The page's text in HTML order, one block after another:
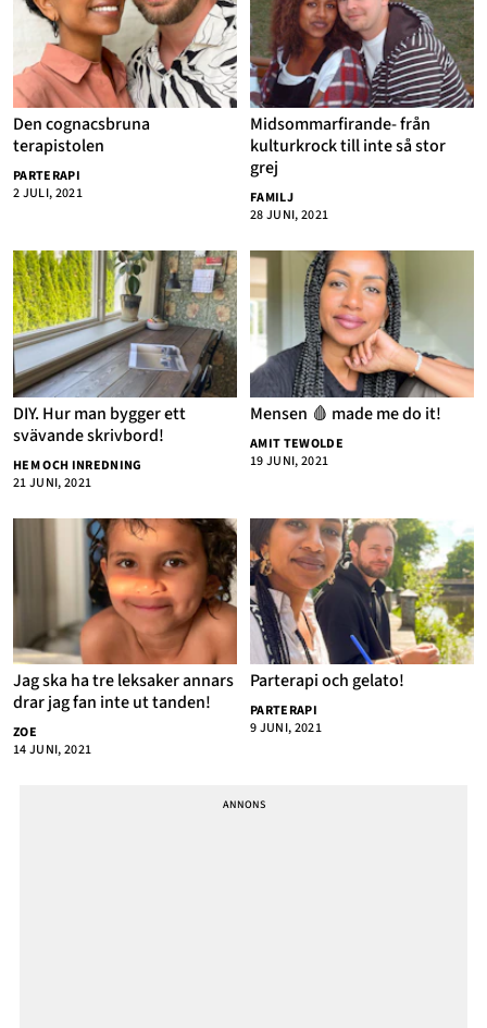
Den cognacsbruna
terapistolen
PARTERAPI
2 JULI, 2021
Midsommarfirande- från
kulturkrock till inte så stor
grej
FAMILJ
28 JUNI, 2021
DIY. Hur man bygger ett
svävande skrivbord!
HEM OCH INREDNING
21 JUNI, 2021
Mensen 🩸 made me do it!
AMIT TEWOLDE
19 JUNI, 2021
Jag ska ha tre leksaker annars
drar jag fan inte ut tanden!
ZOE
14 JUNI, 2021
Parterapi och gelato!
PARTERAPI
9 JUNI, 2021